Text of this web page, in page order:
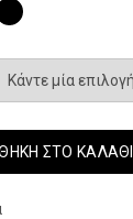
ΣΤΟ ΚΑΛΆΘΙ